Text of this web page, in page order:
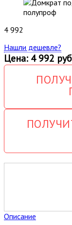
4 992
Нашли дешевле?
Цена: 4 992
Описание